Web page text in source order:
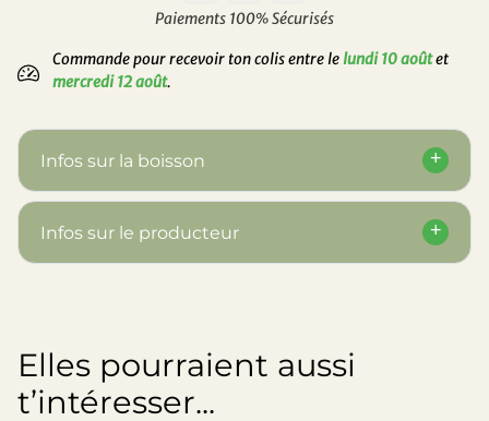
Paiements 100% Sécurisés
Commande pour recevoir ton colis entre lelundi 10 aoûtet
mercredi 12 août.
Infos sur la boisson
Infos sur le producteur
Elles pourraient aussi
t’intéresser...